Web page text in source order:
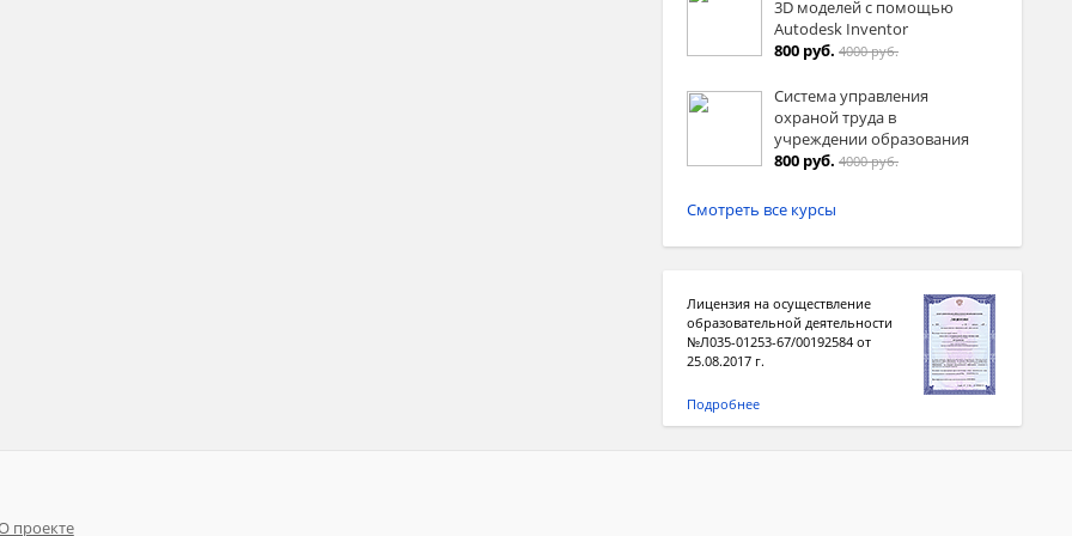
3D моделей с помощью
Autodesk Inventor
800 руб. 4000 руб.
Система управления
охраной труда в
учреждении образования
800 руб. 4000 руб.
Смотреть все курсы
Лицензия на осуществление
образовательной деятельности
№Л035-01253-67/00192584 от
25.08.2017 г.
Подробнее
проекте